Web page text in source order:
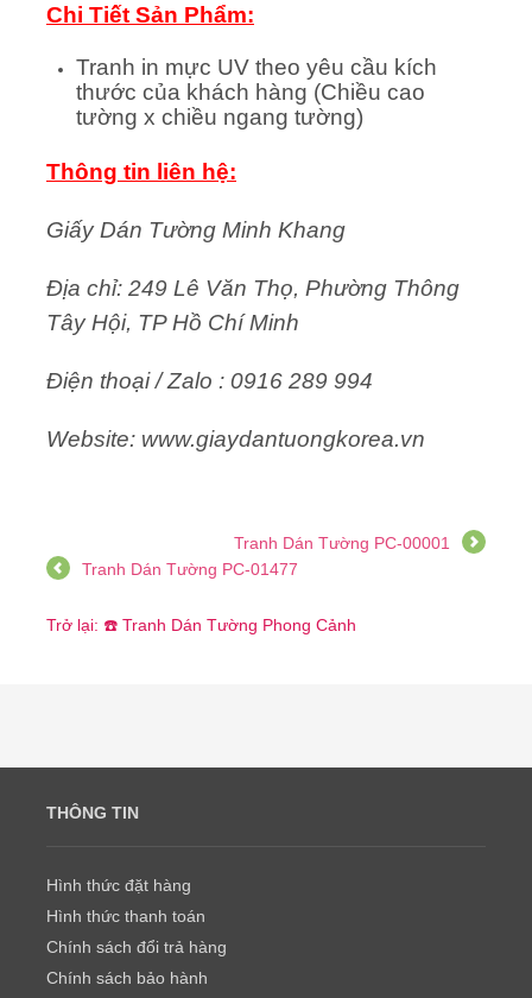
Chi Tiết Sản Phẩm:
Tranh in mực UV theo yêu cầu kích
thước của khách hàng (Chiều cao
tường x chiều ngang tường)
Thông tin liên hệ:
Giấy Dán Tường Minh Khang
Địa chỉ: 249 Lê Văn Thọ, Phường Thông
Tây Hội, TP Hồ Chí Minh
Điện thoại / Zalo : 0916 289 994
Website: www.giaydantuongkorea.vn
Tranh Dán Tường PC-00001
Tranh Dán Tường PC-01477
Trở lại: ☎️ Tranh Dán Tường Phong Cảnh
THÔNG TIN
Hình thức đặt hàng
Hình thức thanh toán
Chính sách đổi trả hàng
Chính sách bảo hành